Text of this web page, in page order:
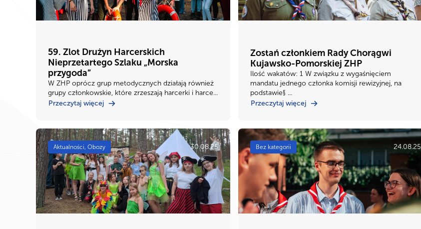
59. Zlot Drużyn Harcerskich
Nieprzetartego Szlaku „Morska
przygoda”
W ZHP oprócz grup metodycznych działają również
grupy członkowskie, które zrzeszają harcerki i harce...
Przeczytaj więcej
Zostań członkiem Rady Chorągwi
Kujawsko-Pomorskiej ZHP
Ilość wakatów: 1 W związku z wygaśnięciem
mandatu jednego członka komisji rewizyjnej, na
podstawie§ ...
Przeczytaj więcej
Aktualności, Obozy 30.08.25 Bez kategorii 24.08.25